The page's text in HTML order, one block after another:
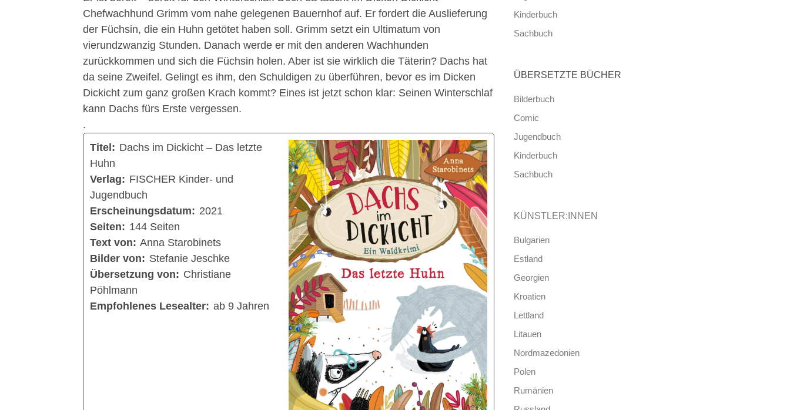
Chefwachhund Grimm vom nahe gelegenen Bauernhof auf. Er fordert die Auslieferung
der Füchsin, die ein Huhn getötet haben soll. Grimm setzt ein Ultimatum von
vierundzwanzig Stunden. Danach werde er mit den anderen Wachhunden
zurückkommen und sich die Füchsin holen. Aber ist sie wirklich die Täterin? Dachs hat
da seine Zweifel. Gelingt es ihm, den Schuldigen zu überführen, bevor es im Dicken
Dickicht zum ganz großen Krach kommt? Eines ist jetzt schon klar: Seinen Winterschlaf
kann Dachs fürs Erste vergessen.
.
Titel: Dachs im Dickicht – Das letzte
Huhn
Verlag: FISCHER Kinder- und
Jugendbuch
Erscheinungsdatum: 2021
Seiten: 144 Seiten
Text von: Anna Starobinets
Bilder von: Stefanie Jeschke
Übersetzung von: Christiane
Pöhlmann
Empfohlenes Lesealter: ab 9 Jahren
Kinderbuch
Sachbuch
ÜBERSETZTE BÜCHER
Bilderbuch
Comic
Jugendbuch
Kinderbuch
Sachbuch
KÜNSTLER:INNEN
Bulgarien
Estland
Georgien
Kroatien
Lettland
Litauen
Nordmazedonien
Polen
Rumänien